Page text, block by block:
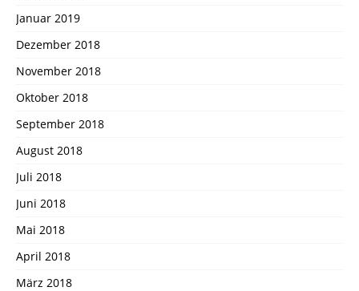
Januar 2019
Dezember 2018
November 2018
Oktober 2018
September 2018
August 2018
Juli 2018
Juni 2018
Mai 2018
April 2018
März 2018